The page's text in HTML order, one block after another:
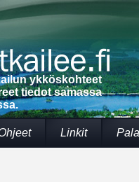
ykköskohteet
tiedot samassa
Linkit